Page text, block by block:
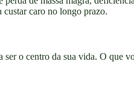
custar caro no longo prazo.
ser o centro da sua vida. O que